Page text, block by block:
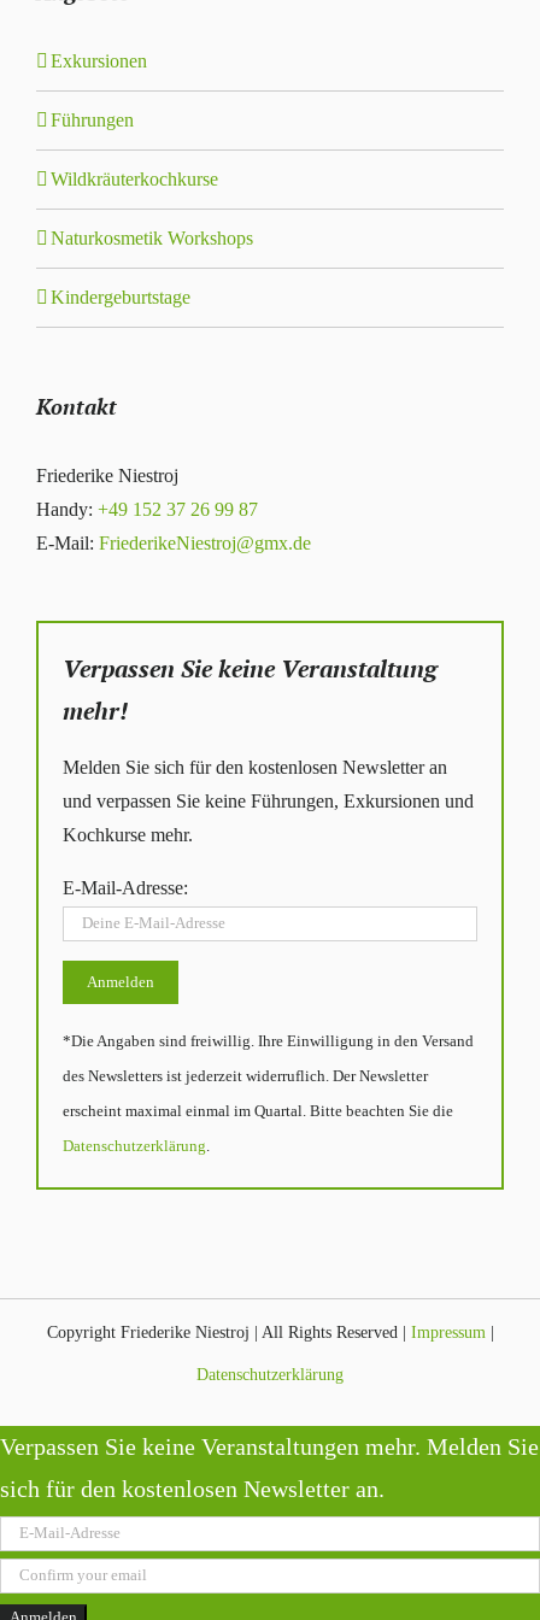
Exkursionen
Führungen
Wildkräuterkochkurse
Naturkosmetik Workshops
Kindergeburtstage
Kontakt
Friederike Niestroj
Handy: +49 152 37 26 99 87
E-Mail: FriederikeNiestroj@gmx.de
Verpassen Sie keine Veranstaltung
mehr!
Melden Sie sich für den kostenlosen Newsletter an
und verpassen Sie keine Führungen, Exkursionen und
Kochkurse mehr.
E-Mail-Adresse:
*Die Angaben sind freiwillig. Ihre Einwilligung in den Versand
des Newsletters ist jederzeit widerruflich. Der Newsletter
erscheint maximal einmal im Quartal. Bitte beachten Sie die
Datenschutzerklärung
Copyright Friederike Niestroj | All Rights Reserved | Impressum
Datenschutzerklärung
Verpassen Sie keine Veranstaltungen mehr. Melden Sie
sich für den kostenlosen Newsletter an.